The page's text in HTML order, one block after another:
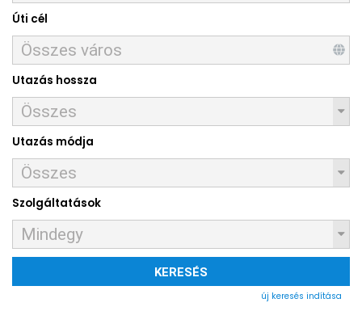
Úti cél
Utazás hossza
Utazás módja
Szolgáltatások
KERESÉS
új keresés indítása